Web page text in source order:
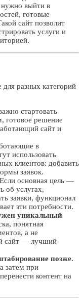
нужно выйти в
готовые
сайт позволит
услуги и
разных категорий
стартовать
готовое решение
сайт и
в
использовать
клиентов: добавить
заявок.
Если основная цель —
об услугах,
заявки, функционал
эти потребности.
уникальный
понятная
а не
сайт — лучший
позже.
затем при
контент на